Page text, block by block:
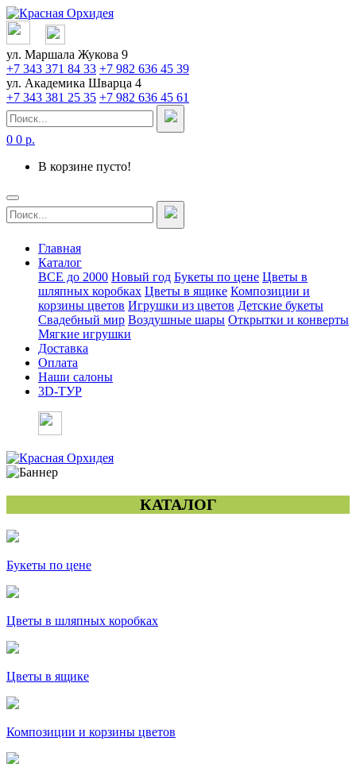
ул. Маршала Жукова 9
+7 343 371 84 33 +7 982 636 45 39
ул. Академика Шварца 4
+7 343 381 25 35 +7 982 636 45 61
0 0 р.
В корзине пусто!
Главная
Каталог
ВСЕ до 2000 Новый год Букеты по цене Цветы в
шляпных коробках Цветы в ящике Композиции и
корзины цветов Игрушки из цветов Детские букеты
Свадебный мир Воздушные шары Открытки и конверты
Мягкие игрушки
Доставка
Оплата
Наши салоны
3D-ТУР
КАТАЛОГ
Букеты по цене
Цветы в шляпных коробках
Цветы в ящике
Композиции и корзины цветов